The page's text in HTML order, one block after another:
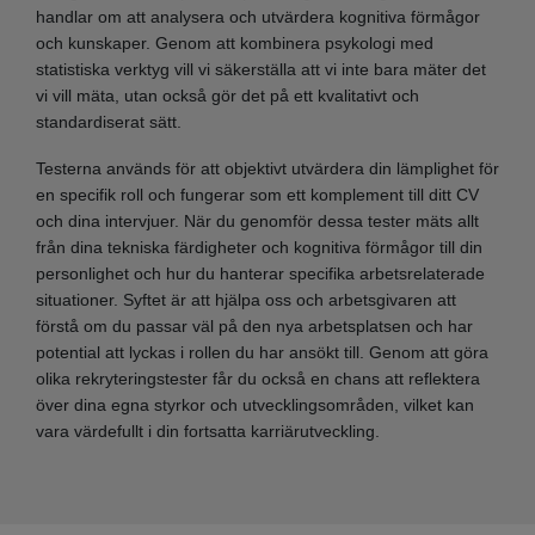
handlar om att analysera och utvärdera kognitiva förmågor
och kunskaper. Genom att kombinera psykologi med
statistiska verktyg vill vi säkerställa att vi inte bara mäter det
vi vill mäta, utan också gör det på ett kvalitativt och
standardiserat sätt.
Testerna används för att objektivt utvärdera din lämplighet för
en specifik roll och fungerar som ett komplement till ditt CV
och dina intervjuer. När du genomför dessa tester mäts allt
från dina tekniska färdigheter och kognitiva förmågor till din
personlighet och hur du hanterar specifika arbetsrelaterade
situationer. Syftet är att hjälpa oss och arbetsgivaren att
förstå om du passar väl på den nya arbetsplatsen och har
potential att lyckas i rollen du har ansökt till. Genom att göra
olika rekryteringstester får du också en chans att reflektera
över dina egna styrkor och utvecklingsområden, vilket kan
vara värdefullt i din fortsatta karriärutveckling.